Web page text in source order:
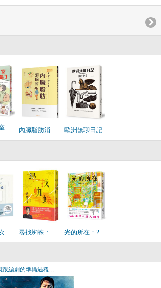
物的圖文書，更是一場橫跨科學史、醫學史與
便當實驗室又開張了：日日和特別日的菜單挑戰記 內臟脂肪消除術：不用餓肚子、外食喝酒都OK！「凸凸的肚子」一下子就消除 歐洲無聊日記
跟編劇的準備過程…